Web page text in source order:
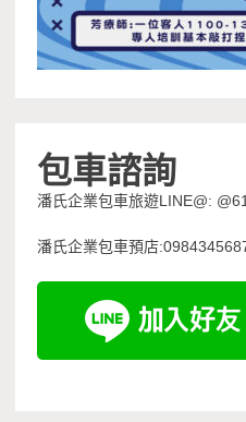
包車諮詢
潘氏企業包車旅遊LINE@:
潘氏企業包車預店